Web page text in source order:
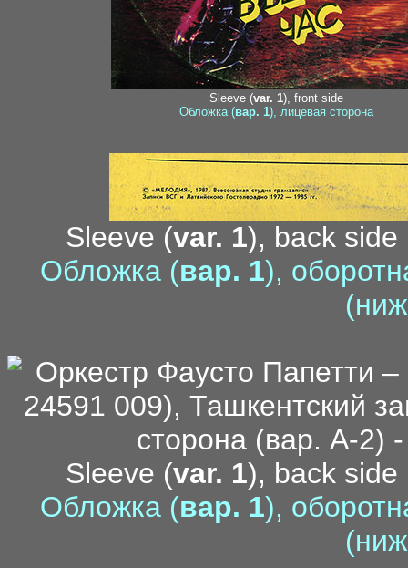
Sleeve (var. 1), front side
Обложка (вар. 1), лицевая сторона
Sleeve (var. 1), back side
Обложка (вар. 1),
Sleeve (var. 1), back side
Обложка (вар. 1),